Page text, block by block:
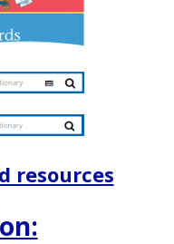
resources